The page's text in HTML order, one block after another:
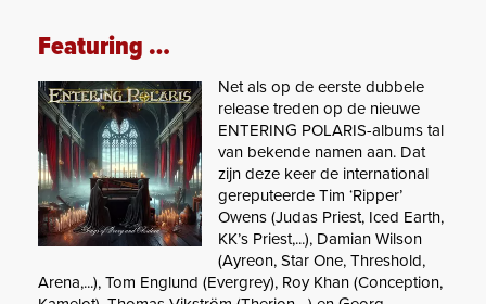
Featuring …
Net als op de eerste dubbele
release treden op de nieuwe
ENTERING POLARIS-albums tal
van bekende namen aan. Dat
zijn deze keer de international
gereputeerde Tim ‘Ripper’
Owens (Judas Priest, Iced Earth,
KK’s Priest,...), Damian Wilson
(Ayreon, Star One, Threshold,
Arena,...), Tom Englund (Evergrey), Roy Khan (Conception,